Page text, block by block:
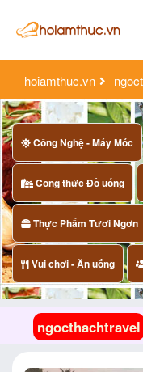
hoiamthuc.vn
khám phá chợ đêm
Công Nghệ - Máy Móc
Công thức Đồ uống
Thực Phẩm Tươi Ngơn
Vui chơi - Ăn uống
ngocthachtravel